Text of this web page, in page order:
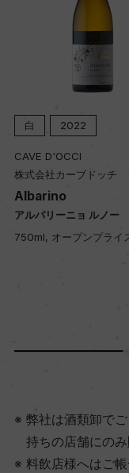
オレンジ
CAVE D'OCCI
株式会社カーブドッチ
Ikkaku
いっかく
750ml, オープンプライ
弊社は酒類卸で
持ちの店舗にの
料飲店様へはご